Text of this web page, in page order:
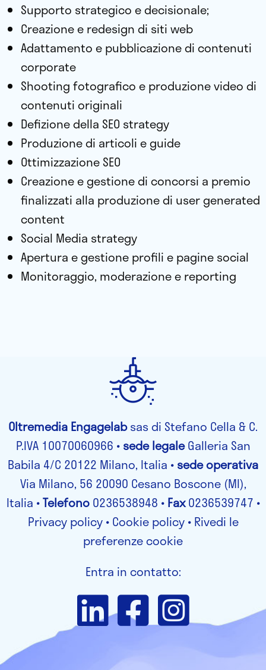
Supporto strategico e decisionale;
Creazione e redesign di siti web
Adattamento e pubblicazione di contenuti
corporate
Shooting fotografico e produzione video di
contenuti originali
Defizione della SEO strategy
Produzione di articoli e guide
Ottimizzazione SEO
Creazione e gestione di concorsi a premio
finalizzati alla produzione di user generated
content
Social Media strategy
Apertura e gestione profili e pagine social
Monitoraggio, moderazione e reporting
Oltremedia Engagelabsas di Stefano Cella & C.
P.IVA 10070060966 • sede legaleGalleria San
Babila 4/C 20122 Milano, Italia • sede operativa
Via Milano, 56 20090 Cesano Boscone (MI),
Italia •Telefono0236538948 • Fax0236539747 •
Privacy policy• Cookie policy• Rivedi le
preferenze cookie
Entra in contatto: